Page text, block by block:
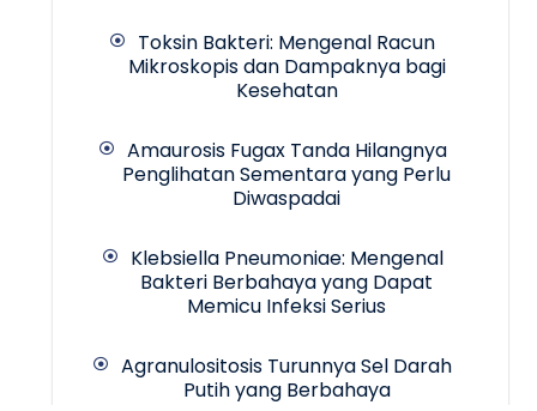
Toksin Bakteri: Mengenal Racun
Mikroskopis dan Dampaknya bagi
Kesehatan
Amaurosis Fugax Tanda Hilangnya
Penglihatan Sementara yang Perlu
Diwaspadai
Klebsiella Pneumoniae: Mengenal
Bakteri Berbahaya yang Dapat
Memicu Infeksi Serius
Agranulositosis Turunnya Sel Darah
Putih yang Berbahaya